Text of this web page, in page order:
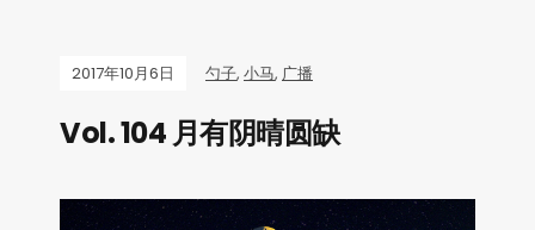
2017年10月6日 勺子, 小马, 广播
Vol. 104 月有阴晴圆缺